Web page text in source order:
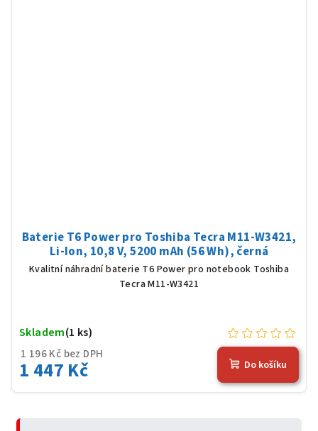
Baterie T6 Power pro Toshiba Tecra M11-W3421,
Li-Ion, 10,8 V, 5200 mAh (56 Wh), černá
Kvalitní náhradní baterie T6 Power pro notebook Toshiba
Tecra M11-W3421
1 196 Kč bez DPH
1 447 Kč
Skladem(1 ks)
Do košíku